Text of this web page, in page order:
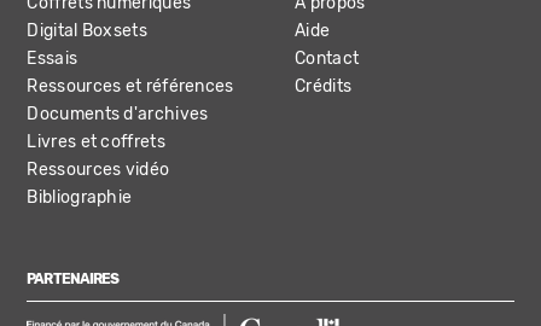
Digital Boxsets
Essais
Ressources et références
Documents d'archives
Livres et coffrets
Ressources vidéo
Bibliographie
Aide
Contact
Crédits
PARTENAIRES